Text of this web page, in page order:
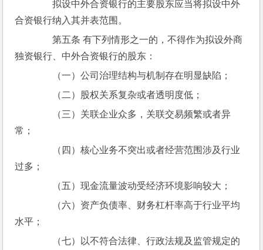
拟设中外合资银行的主要股东应当将拟设中外
合资银行纳入其并表范围。
第五条 有下列情形之一的，不得作为拟设外商
独资银行、中外合资银行的股东：
（一）公司治理结构与机制存在明显缺陷；
（二）股权关系复杂或者透明度低；
（三）关联企业众多，关联交易频繁或者异
常；
（四）核心业务不突出或者经营范围涉及行业
过多；
（五）现金流量波动受经济环境影响较大；
（六）资产负债率、财务杠杆率高于行业平均
水平；
（七）以不符合法律、行政法规及监管规定的